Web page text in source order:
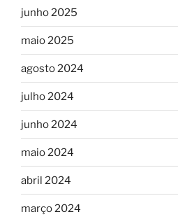
junho 2025
maio 2025
agosto 2024
julho 2024
junho 2024
maio 2024
abril 2024
março 2024